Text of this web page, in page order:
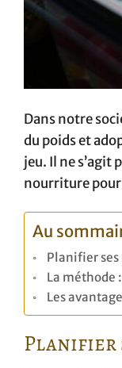
Dans notre
du poids et
jeu. Il ne s’agit
nourriture pour
Au
Planifier ses
La méthode
Les
Planifier